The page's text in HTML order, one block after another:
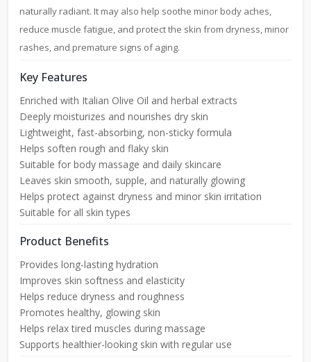
naturally radiant. It may also help soothe minor body aches,
reduce muscle fatigue, and protect the skin from dryness, minor
rashes, and premature signs of aging.
Key Features
Enriched with Italian Olive Oil and herbal extracts
Deeply moisturizes and nourishes dry skin
Lightweight, fast-absorbing, non-sticky formula
Helps soften rough and flaky skin
Suitable for body massage and daily skincare
Leaves skin smooth, supple, and naturally glowing
Helps protect against dryness and minor skin irritation
Suitable for all skin types
Product Benefits
Provides long-lasting hydration
Improves skin softness and elasticity
Helps reduce dryness and roughness
Promotes healthy, glowing skin
Helps relax tired muscles during massage
Supports healthier-looking skin with regular use